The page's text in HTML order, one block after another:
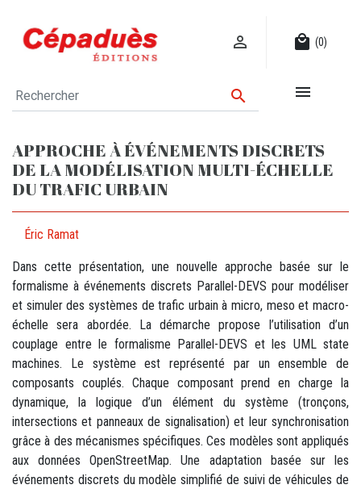
 local_mall (0)
 
APPROCHE À ÉVÉNEMENTS DISCRETS
DE LA MODÉLISATION MULTI-ÉCHELLE
DU TRAFIC URBAIN
Éric Ramat
Dans cette présentation, une nouvelle approche basée sur le
formalisme à événements discrets Parallel-DEVS pour modéliser
et simuler des systèmes de trafic urbain à micro, meso et macro-
échelle sera abordée. La démarche propose l’utilisation d’un
couplage entre le formalisme Parallel-DEVS et les UML state
machines. Le système est représenté par un ensemble de
composants couplés. Chaque composant prend en charge la
dynamique, la logique d’un élément du système (tronçons,
intersections et panneaux de signalisation) et leur synchronisation
grâce à des mécanismes spécifiques. Ces modèles sont appliqués
aux données OpenStreetMap. Une adaptation basée sur les
événements discrets du modèle simplifié de suivi de véhicules de